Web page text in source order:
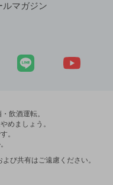
ルマガジン
飲酒運転。
めましょう。
。
び共有はご遠慮ください。